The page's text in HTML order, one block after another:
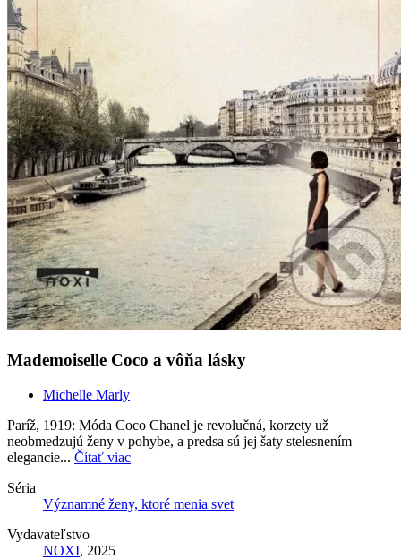
Mademoiselle Coco a vôňa lásky
Michelle Marly
Paríž, 1919: Móda Coco Chanel je revolučná, korzety už
neobmedzujú ženy v pohybe, a predsa sú jej šaty stelesnením
elegancie... Čítať viac
Séria
Významné ženy, ktoré menia svet
Vydavateľstvo
NOXI, 2025